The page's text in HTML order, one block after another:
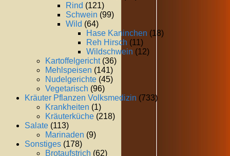
Rind (121)
Schwein (99)
Wild (64)
Hase Kaninchen (18)
Reh Hirsch (11)
Wildschwein (12)
Kartoffelgericht(36)
Mehlspeisen (141)
Nudelgerichte (45)
Vegetarisch (96)
Kräuter Pflanzen Volksmedizin (733)
Krankheiten (1)
Kräuterküche (218)
Salate (113)
Marinaden (9)
Sonstiges (178)
Brotaufstrich (62)